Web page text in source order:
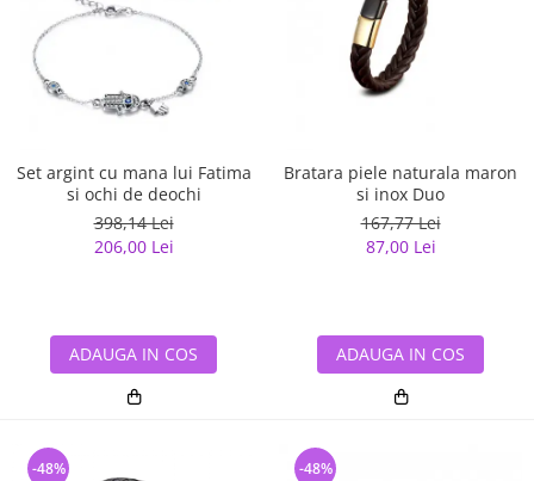
Set argint cu mana lui Fatima
si ochi de deochi
398,14 Lei
206,00 Lei
ADAUGA IN COS
Bratara piele naturala maron
si inox Duo
167,77 Lei
87,00 Lei
ADAUGA IN COS
-48% -48%